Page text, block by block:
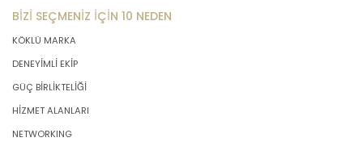
BİZİ SEÇMENİZ İÇİN 10 NEDEN
KÖKLÜ MARKA
DENEYİMLİ EKİP
GÜÇ BİRLİKTELİĞİ
HİZMET ALANLARI
NETWORKING